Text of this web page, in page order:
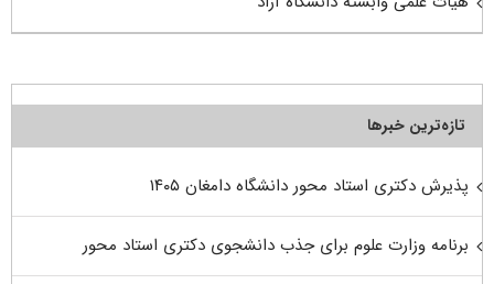
تازه‌ترین خبرها
پذیرش دکتری استاد محور دانشگاه دامغان ۱۴۰۵
برنامه وزارت علوم برای جذب دانشجوی دکتری استاد محور